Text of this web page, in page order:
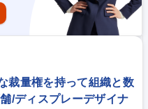
裁量権を持って組織と数
/ディスプレーデザイナ